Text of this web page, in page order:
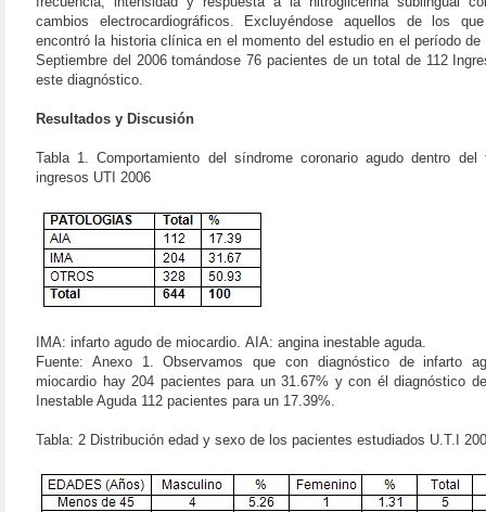
cambios electrocardiográficos. Excluyéndose aquellos de los
encontró la historia clínica en el momento del estudio en el período de
Septiembre del 2006 tomándose 76 pacientes de un total de 112
este diagnóstico.
Resultados y Discusión
Tabla 1. Comportamiento del síndrome coronario agudo dentro del
ingresos UTI 2006
IMA: infarto agudo de miocardio. AIA: angina inestable aguda.
Fuente: Anexo 1. Observamos que con diagnóstico de infarto
miocardio hay 204 pacientes para un 31.67% y con él diagnóstico
Inestable Aguda 112 pacientes para un 17.39%.
Tabla: 2 Distribución edad y sexo de los pacientes estudiados U.T.I